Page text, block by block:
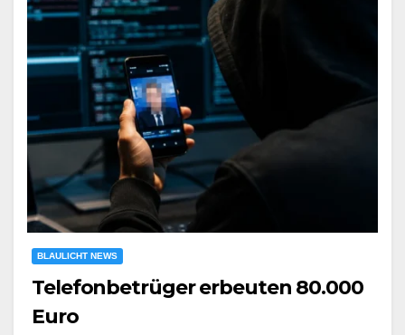
BLAULICHT NEWS
Telefonbetrüger erbeuten 80.000
Euro